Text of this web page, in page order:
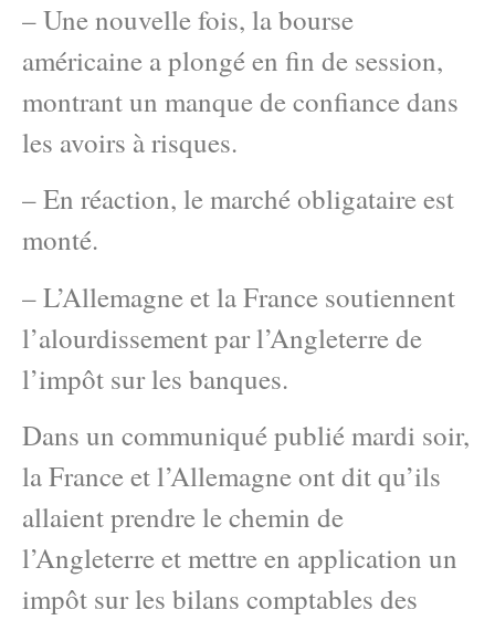
– Une nouvelle fois, la bourse
américaine a plongé en fin de session,
montrant un manque de confiance dans
les avoirs à risques.
– En réaction, le marché obligataire est
monté.
– L’Allemagne et la France soutiennent
l’alourdissement par l’Angleterre de
l’impôt sur les banques.
Dans un communiqué publié mardi soir,
la France et l’Allemagne ont dit qu’ils
allaient prendre le chemin de
l’Angleterre et mettre en application un
impôt sur les bilans comptables des